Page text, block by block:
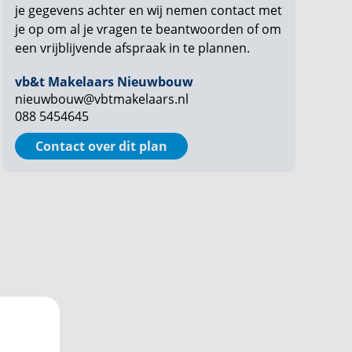
je gegevens achter en wij nemen contact met
je op om al je vragen te beantwoorden of om
een vrijblijvende afspraak in te plannen.
vb&t Makelaars Nieuwbouw
nieuwbouw@vbtmakelaars.nl
088 5454645
Contact over dit plan